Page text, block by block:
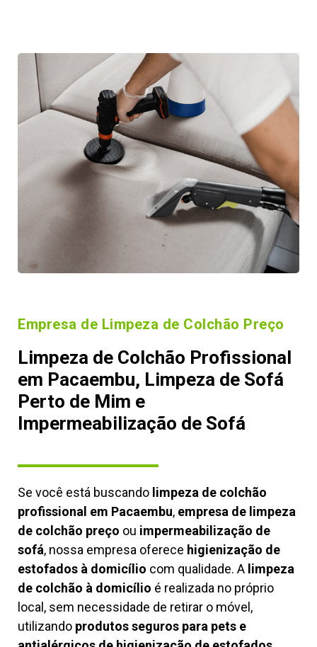
Empresa de Limpeza de Colchão Preço
Limpeza de Colchão Profissional
em Pacaembu, Limpeza de Sofá
Perto de Mim e
Impermeabilização de Sofá
Se você está buscando limpeza de colchão
profissional em Pacaembu, empresa de limpeza
de colchão preço ou impermeabilização de
sofá, nossa empresa oferece higienização de
estofados à domicílio com qualidade. A limpeza
de colchão à domicílio é realizada no próprio
local, sem necessidade de retirar o móvel,
utilizando produtos seguros para pets e